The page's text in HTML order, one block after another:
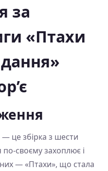
за
«Птахи
— це збірка з шести
по-своєму захоплює і
— «Птахи», що стала